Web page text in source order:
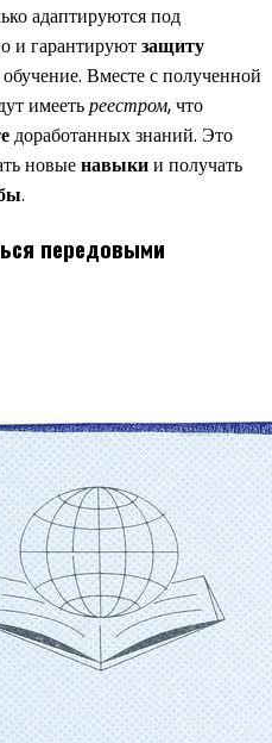
адаптируются под
и гарантируютзащиту
обучение. Вместе с полученной
имеетьреестром, что
доработанных знаний. Это
новыенавыкии получать
.
передовыми